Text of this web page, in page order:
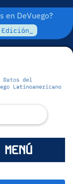
en DeVuego?
MENÚ